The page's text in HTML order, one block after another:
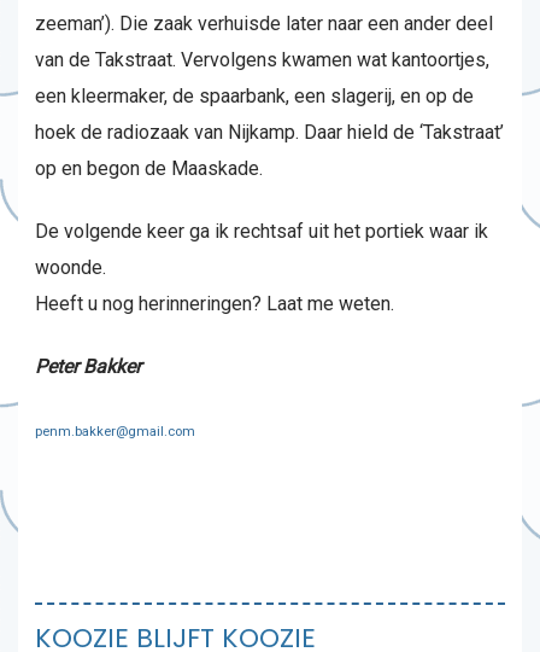
zeeman’). Die zaak verhuisde later naar een ander deel
van de Takstraat. Vervolgens kwamen wat kantoortjes,
een kleermaker, de spaarbank, een slagerij, en op de
hoek de radiozaak van Nijkamp. Daar hield de ‘Takstraat’
op en begon de Maaskade.
De volgende keer ga ik rechtsaf uit het portiek waar ik
woonde.
Heeft u nog herinneringen? Laat me weten.
Peter Bakker
penm.bakker@gmail.com
KOOZIE BLIJFT KOOZIE